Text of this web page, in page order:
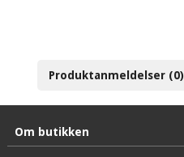
Produktanmeldelser (0)
Om butikken